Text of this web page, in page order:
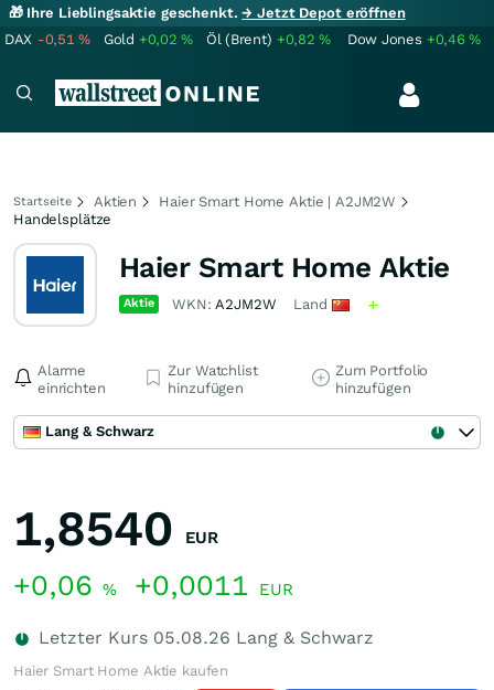
🎁 Ihre Lieblingsaktie geschenkt.→ Jetzt Depot eröffnen
DAX -0,51% Gold +0,02% Öl (Brent) +0,82% Dow Jones +0,46%
Startseite Aktien
Haier Smart Home Aktie | A2JM2W
Handelsplätze
Haier Smart Home Aktie
Aktie WKN:A2JM2W Land
Alarme
einrichten
Zur Watchlist
hinzufügen
Zum Portfolio
hinzufügen
Lang & Schwarz
1,8540 EUR
+0,06 % +0,0011 EUR
Letzter Kurs 05.08.26 Lang & Schwarz
Haier Smart Home Aktie kaufen